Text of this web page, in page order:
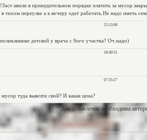
Для добавления необходима